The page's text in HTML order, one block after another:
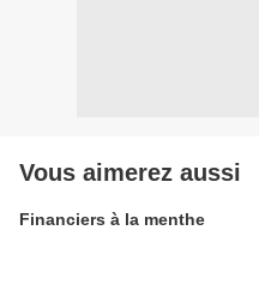
Vous aimerez aussi
Financiers à la menthe